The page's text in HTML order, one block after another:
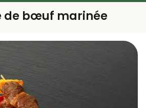
de bœuf marinée